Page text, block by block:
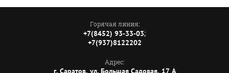
Горячая линия:
+7(8452) 93-33-03;
+7(937)8122202
Адрес:
г. Саратов, ул. Большая Садовая, 17 А